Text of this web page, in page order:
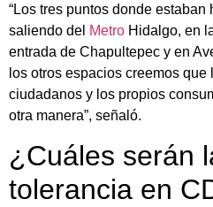
“Los tres puntos donde
saliendo del Metro Hidalgo, en
entrada de Chapultepec y en
los otros espacios creemos
ciudadanos y los propios
otra manera”, señaló.
¿Cuáles serán
tolerancia en